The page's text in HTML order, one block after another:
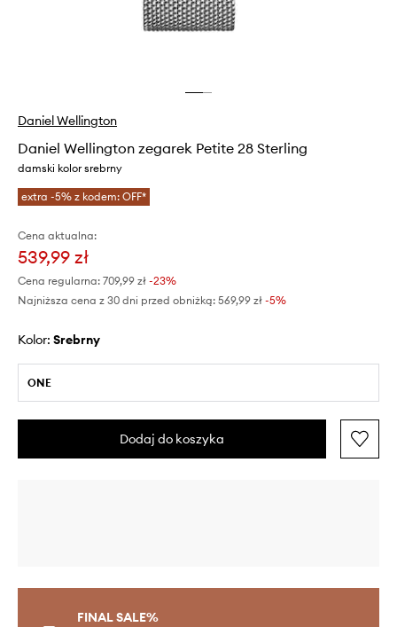
Daniel Wellington
Daniel Wellington zegarek Petite 28 Sterling
damski kolor srebrny
extra -5% z kodem: OFF*
Cena aktualna:
539,99 zł
Cena regularna: 709,99 zł -23%
Najniższa cena z 30 dni przed obniżką: 569,99 zł -5%
Kolor: srebrny
ONE
Dodaj do koszyka
FINAL SALE%